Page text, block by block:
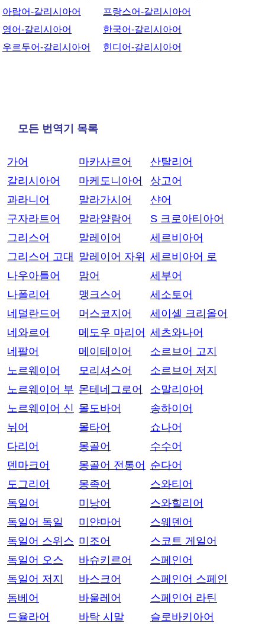
아랍어-갈리시아어
영어-갈리시아어
우르두어-갈리시아어
프랑스어-갈리시아어
한국어-갈리시아어
힌디어-갈리시아어
모든 번역기 목록
가어
갈리시아어
과라니어
구자라트어
그리스어
그리스어 고대
나우아틀어
나폴리어
네덜란드어
네와르어
네팔어
노르웨이어
노르웨이어 부
노르웨이어 신
뉘어
다리어
덴마크어
도그리어
독일어
독일어 독일
독일어 스위스
독일어 오스
독일어 저지
돔베어
드율라어
마카사르어
마케도니아어
말라가시어
말라얄람어
말레이어
말레이어 자위
맘어
맹크스어
머스코지어
메도우 마리어
메이테이어
모리셔스어
몬테네그로어
몰도바어
몰타어
몽골어
몽골어 전통어
몽족어
미낭어
미얀마어
미조어
바슈키르어
바스크어
바울레어
바탁 시말
산탈리어
상고어
샨어
S 크로아티아어
세르비아어
세르비아어 로
세부어
세소토어
세이셸 크리올어
세츠와나어
소르브어 고지
소르브어 저지
소말리아어
송하이어
쇼나어
수수어
순다어
스와티어
스와힐리어
스웨덴어
스코트 게일어
스페인어
스페인어 스페인
스페인어 라틴
슬로바키아어